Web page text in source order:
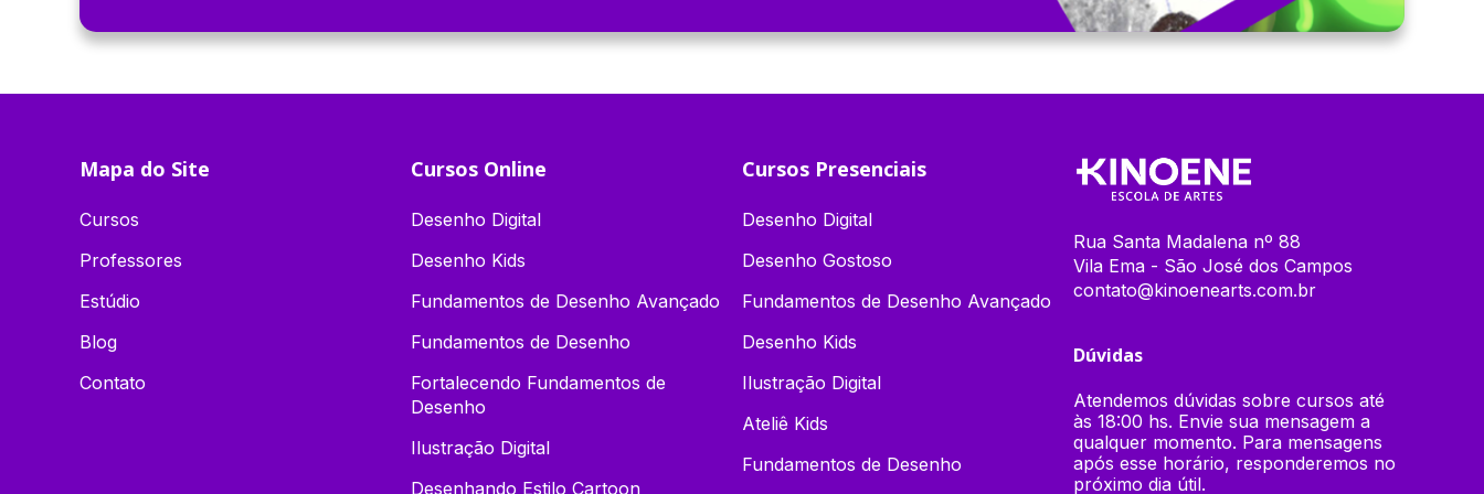
Mapa do Site
Cursos
Professores
Estúdio
Blog
Contato
Cursos Online
Desenho Digital
Desenho Kids
Fundamentos de Desenho Avançado
Fundamentos de Desenho
Fortalecendo Fundamentos de
Desenho
Ilustração Digital
Desenhando Estilo Cartoon
Cursos Presenciais
Desenho Digital
Desenho Gostoso
Fundamentos de Desenho Avançado
Desenho Kids
Ilustração Digital
Ateliê Kids
Fundamentos de Desenho
Rua Santa Madalena nº 88
Vila Ema - São José dos Campos
contato@kinoenearts.com.br
Dúvidas
Atendemos dúvidas sobre cursos até
às 18:00 hs. Envie sua mensagem a
qualquer momento. Para mensagens
após esse horário, responderemos no
próximo dia útil.